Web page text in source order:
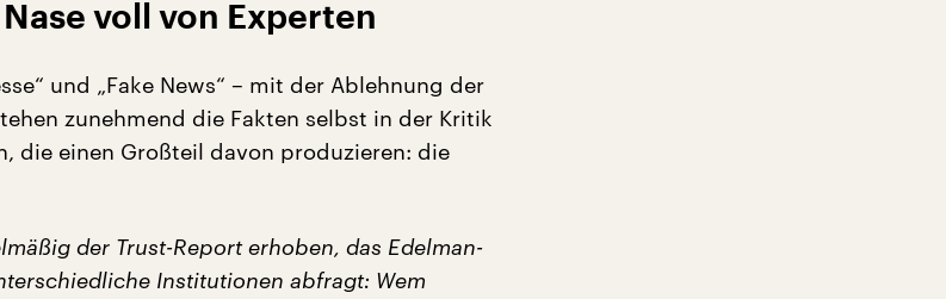
voll von Experten
und „Fake News“ – mit der Ablehnung der
zunehmend die Fakten selbst in der Kritik
die einen Großteil davon produzieren: die
der Trust-Report erhoben, das Edelman-
Institutionen abfragt: Wem